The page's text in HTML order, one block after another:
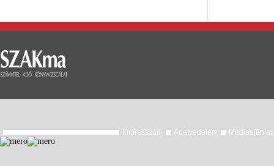
Impresszum Adatvédelem Médiaajánlat